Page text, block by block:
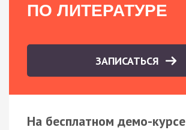
ПО ЛИТЕРАТУРЕ
ЗАПИСАТЬСЯ
На бесплатном демо-